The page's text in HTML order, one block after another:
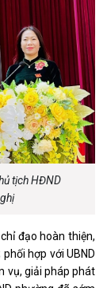
tịch HĐND
đạo hoàn thiện,
hợp với UBND
vụ, giải pháp phát